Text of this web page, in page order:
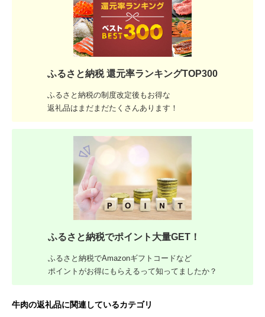
ふるさと納税 還元率ランキングTOP300
ふるさと納税の制度改定後もお得な
返礼品はまだまだたくさんあります！
ふるさと納税でポイント大量GET！
ふるさと納税でAmazonギフトコードなど
ポイントがお得にもらえるって知ってましたか？
牛肉の返礼品に関連しているカテゴリ